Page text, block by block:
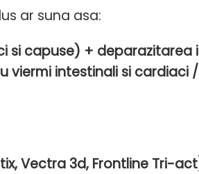
ar suna asa:
si capuse) +
viermi intestinali si cardiaci
Vectra 3d, Frontline Tri-